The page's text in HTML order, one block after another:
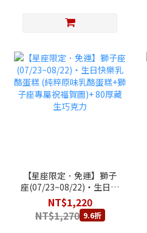
【星座限定．免運】獅子
座(07/23~08/22)‧生日快
樂乳酪蛋糕 (純粹原味乳酪
蛋糕+獅子座專屬祝福賀
圖)+ 80厚藏生巧克力
NT$1,220
NT$1,270 9.6折